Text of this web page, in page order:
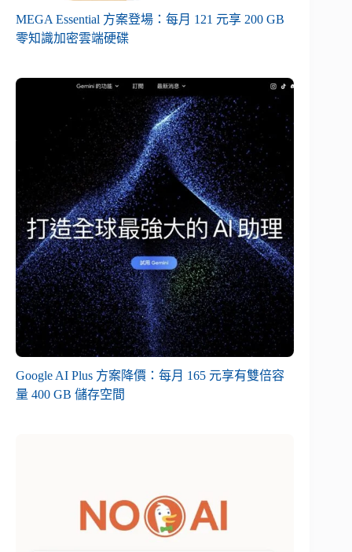
MEGA Essential 方案登場：每月 121 元享 200 GB
零知識加密雲端硬碟
Google AI Plus 方案降價：每月 165 元享有雙倍容
量 400 GB 儲存空間